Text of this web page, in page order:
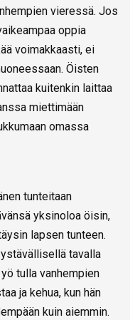
vieressä. Jos
oppia
voimakkaasti, ei
Öisten
kuitenkin laittaa
miettimään
omassa
tunteitaan
yksinoloa öisin,
lapsen tunteen.
tavalla
tulla vanhempien
ja kehua, kun hän
kuin aiemmin.